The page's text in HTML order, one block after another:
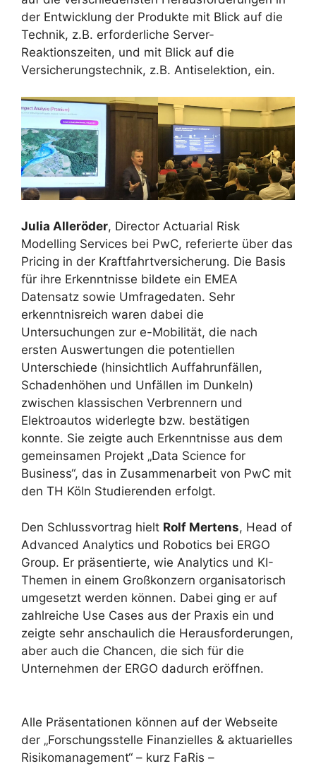
der Entwicklung der Produkte mit Blick auf die
Technik, z.B. erforderliche Server-
Reaktionszeiten, und mit Blick auf die
Versicherungstechnik, z.B. Antiselektion, ein.
Julia Alleröder, Director Actuarial Risk
Modelling Services bei PwC, referierte über das
Pricing in der Kraftfahrtversicherung. Die Basis
für ihre Erkenntnisse bildete ein EMEA
Datensatz sowie Umfragedaten. Sehr
erkenntnisreich waren dabei die
Untersuchungen zur e-Mobilität, die nach
ersten Auswertungen die potentiellen
Unterschiede (hinsichtlich Auffahrunfällen,
Schadenhöhen und Unfällen im Dunkeln)
zwischen klassischen Verbrennern und
Elektroautos widerlegte bzw. bestätigen
konnte. Sie zeigte auch Erkenntnisse aus dem
gemeinsamen Projekt „Data Science for
Business“, das in Zusammenarbeit von PwC mit
den TH Köln Studierenden erfolgt.
Den Schlussvortrag hielt Rolf Mertens, Head of
Advanced Analytics und Robotics bei ERGO
Group. Er präsentierte, wie Analytics und KI-
Themen in einem Großkonzern organisatorisch
umgesetzt werden können. Dabei ging er auf
zahlreiche Use Cases aus der Praxis ein und
zeigte sehr anschaulich die Herausforderungen,
aber auch die Chancen, die sich für die
Unternehmen der ERGO dadurch eröffnen.
Alle Präsentationen können auf der Webseite
der „Forschungsstelle Finanzielles & aktuarielles
Risikomanagement“ – kurz FaRis –